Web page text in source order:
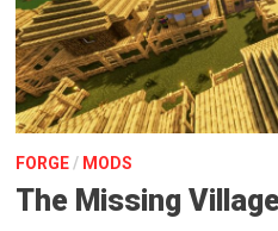
FORGE/ MODS
The Missing